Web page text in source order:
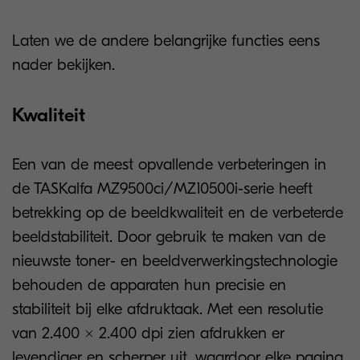
Laten we de andere belangrijke functies eens
nader bekijken.
Kwaliteit
Een van de meest opvallende verbeteringen in
de TASKalfa MZ9500ci/MZ10500i-serie heeft
betrekking op de beeldkwaliteit en de verbeterde
beeldstabiliteit. Door gebruik te maken van de
nieuwste toner- en beeldverwerkingstechnologie
behouden de apparaten hun precisie en
stabiliteit bij elke afdruktaak. Met een resolutie
van 2.400 × 2.400 dpi zien afdrukken er